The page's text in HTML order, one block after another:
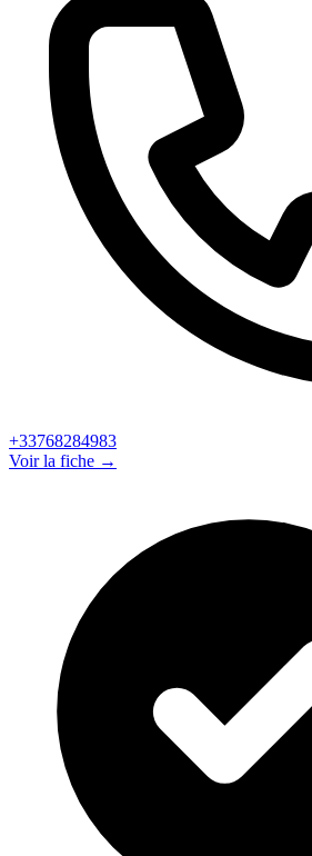
+33768284983
Voir la fiche →